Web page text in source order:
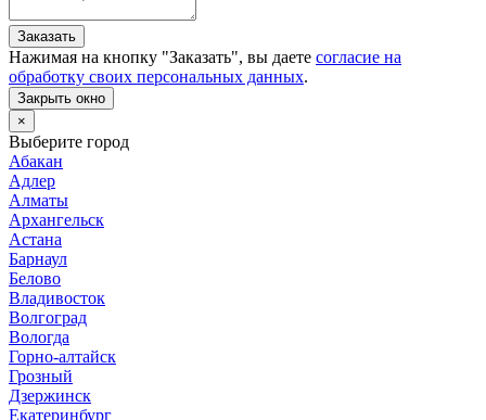
Заказать
Нажимая на кнопку "Заказать", вы даете согласие на
обработку своих персональных данных.
Закрыть окно
×
Выберите город
Абакан
Адлер
Алматы
Архангельск
Астана
Барнаул
Белово
Владивосток
Волгоград
Вологда
Горно-алтайск
Грозный
Дзержинск
Екатеринбург